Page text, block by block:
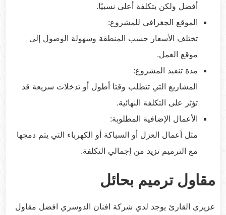
أفضل ولكن بتكلفة أعلى نسبيًا.
الموقع الجغرافي للمشروع:
تختلف الأسعار حسب المنطقة وسهولة الوصول إلى
موقع العمل.
مدة تنفيذ المشروع:
المشاريع التي تتطلب وقتا أطول أو تدخلات سريعة قد
تؤثر على التكلفة النهائية.
الأعمال الإضافية المطلوبة:
مثل أعمال العزل أو السباكة أو الكهرباء التي يتم دمجها
مع الترميم تزيد من إجمالي التكلفة.
مقاول ترميم بحائل
عزيزي القارئ يوجد لدي شركة افنان الدوسري افضل مقاول